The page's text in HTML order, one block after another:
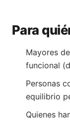
Para
Mayores
funcional
Personas
equilibrio
Quienes